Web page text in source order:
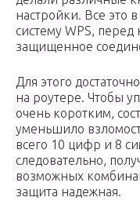
настройки. Все это
систему WPS, перед
защищенное
Для этого
на роутере. Чтобы
очень коротким,
уменьшило
всего 10 цифр и 8
следовательно,
возможных
защита надежная.